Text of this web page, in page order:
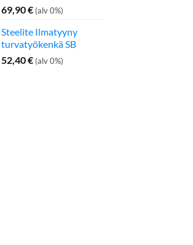
69,90€ (alv 0%)
Steelite Ilmatyyny
turvatyökenkä SB
52,40€ (alv 0%)